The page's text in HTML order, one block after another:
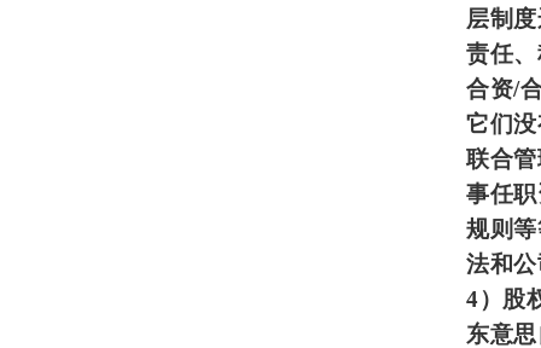
层制
责任
合资/
它们
联合
事任
规则
法和
4）股
东意